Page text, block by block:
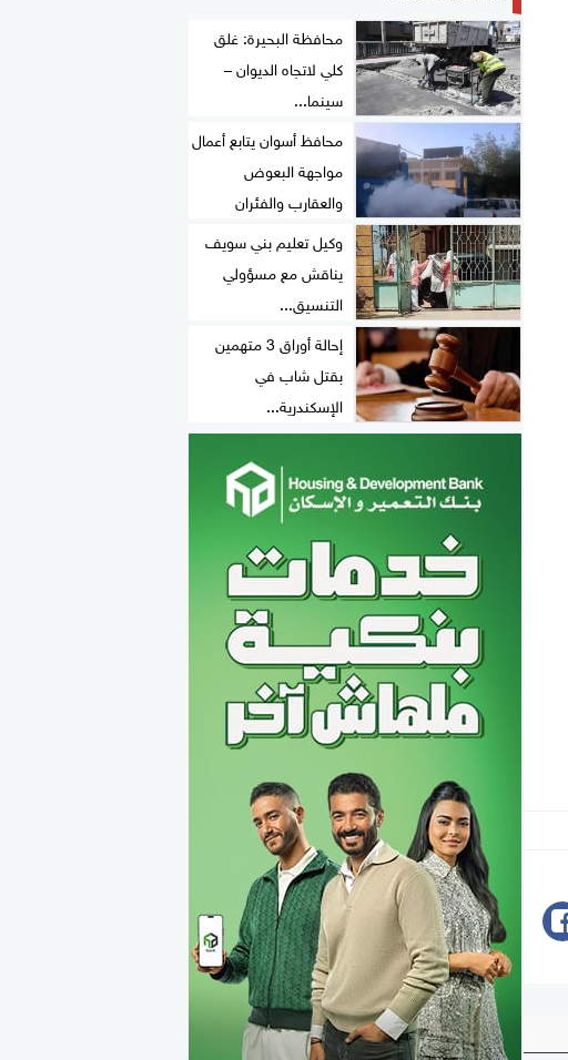
محافظة البحيرة: غلق
كلي لاتجاه الديوان –
سينما...
محافظ أسوان يتابع أعمال
مواجهة البعوض
والعقارب والفئران
وكيل تعليم بني سويف
يناقش مع مسؤولي
التنسيق...
إحالة أوراق 3 متهمين
بقتل شاب في
الإسكندرية...